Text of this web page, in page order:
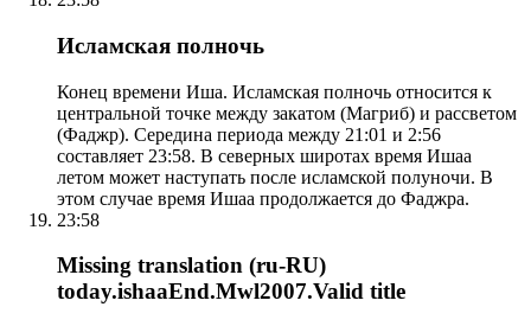
Исламская полночь
Конец времени Иша. Исламская полночь относится к
центральной точке между закатом (Магриб) и рассветом
(Фаджр). Середина периода между 21:01 и 2:56
составляет 23:58. В северных широтах время Ишаа
летом может наступать после исламской полуночи. В
этом случае время Ишаа продолжается до Фаджра.
23:58
Missing translation (ru-RU)
today.ishaaEnd.Mwl2007.Valid title